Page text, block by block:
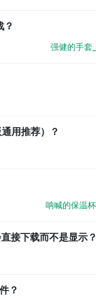
强健的手套
用推荐）？
呐喊的保温
接下载而不是显示
？